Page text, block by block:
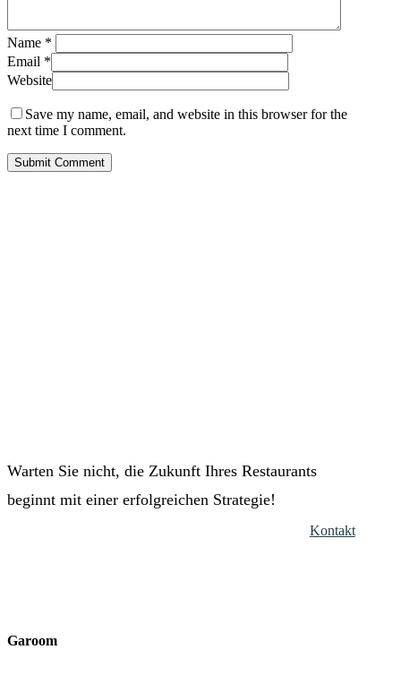
Name *
Email *
Website
Save my name, email, and website in this browser for the
next time I comment.
Warten Sie nicht, die Zukunft Ihres Restaurants
beginnt mit einer erfolgreichen Strategie!
Kontakt
Garoom